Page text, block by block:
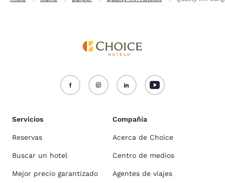
Servicios
Reservas
Buscar un hotel
Mejor precio garantizado
Compañía
Acerca de Choice
Centro de medios
Agentes de viajes